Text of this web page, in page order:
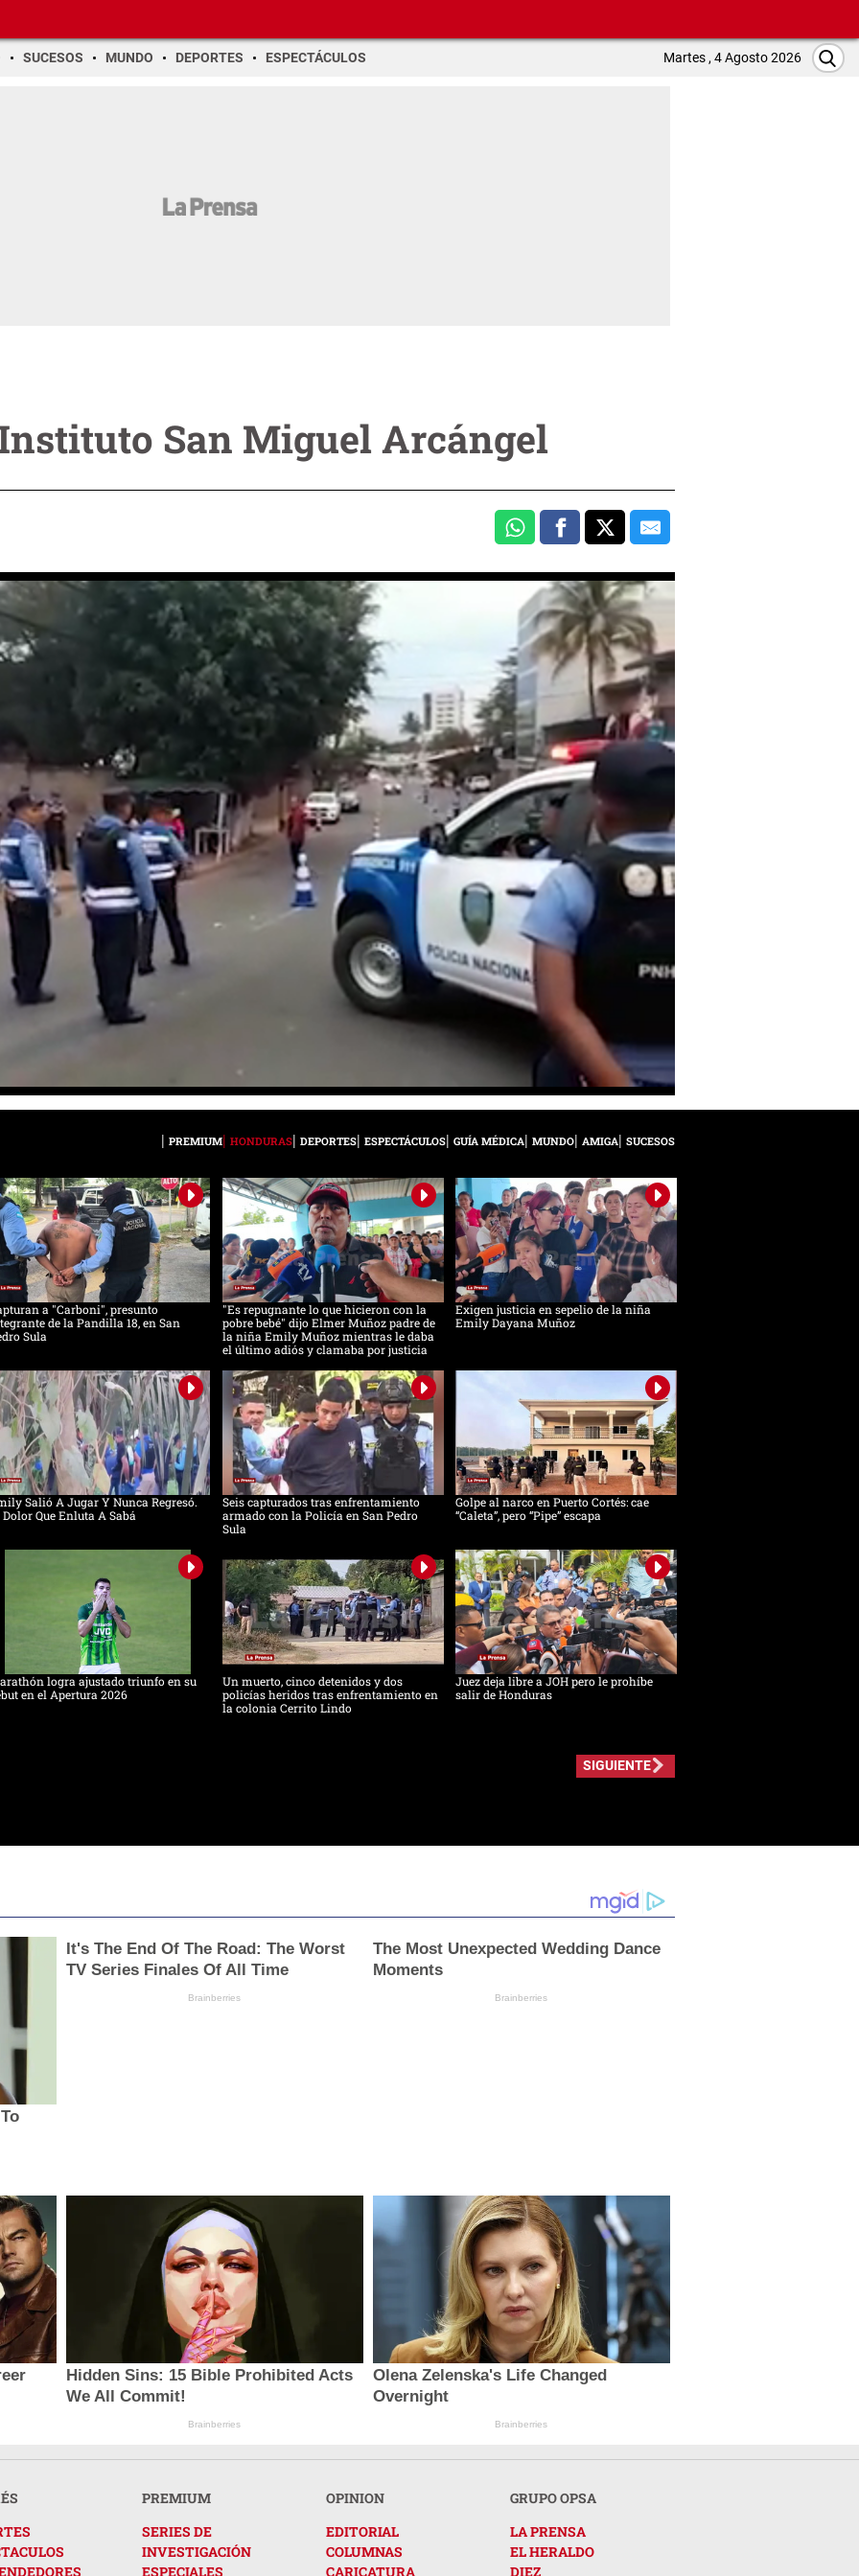
SUCESOS MUNDO DEPORTES ESPECTÁCULOS Martes , 4 Agosto 2026
San Miguel Arcángel
PREMIUM HONDURAS DEPORTES ESPECTÁCULOS GUÍA MÉDICA MUNDO AMIGA SUCESOS
a "Carboni", presunto
de la Pandilla 18, en San
Sula
"Es repugnante lo que hicieron con la
pobre bebé" dijo Elmer Muñoz padre de
la niña Emily Muñoz mientras le daba
el último adiós y clamaba por justicia
Exigen justicia en sepelio de la niña
Emily Dayana Muñoz
Salió A Jugar Y Nunca Regresó.
Que Enluta A Sabá
Seis capturados tras enfrentamiento
armado con la Policía en San Pedro
Sula
Golpe al narco en Puerto Cortés: cae
“Caleta”, pero “Pipe” escapa
logra ajustado triunfo en su
en el Apertura 2026
Un muerto, cinco detenidos y dos
policías heridos tras enfrentamiento en
la colonia Cerrito Lindo
Juez deja libre a JOH pero le prohíbe
salir de Honduras
SIGUIENTE
It's The End Of The Road: The Worst
TV Series Finales Of All Time
Brainberries
The Most Unexpected Wedding Dance
Moments
Brainberries
Hidden Sins: 15 Bible Prohibited Acts
We All Commit!
Brainberries
Olena Zelenska's Life Changed
Overnight
Brainberries
PREMIUM
SERIES DE
INVESTIGACIÓN
ESPECIALES
OPINION
EDITORIAL
COLUMNAS
CARICATURA
GRUPO OPSA
LA PRENSA
EL HERALDO
DIEZ